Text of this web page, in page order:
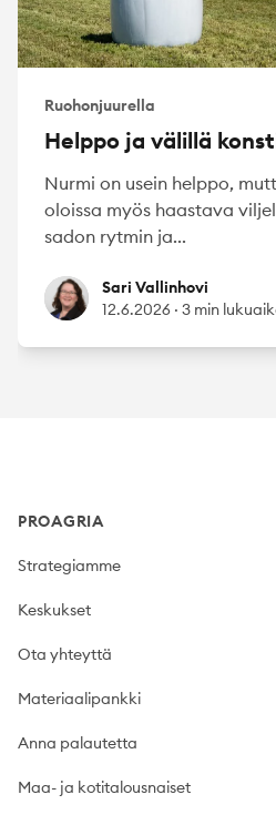
Ruohonjuurella
Helppo ja välillä
Nurmi on usein helppo,
oloissa myös haastava
sadon rytmin ja...
Sari Vallinhovi
Sari Vallinhovi
12.6.2026 · 3 min
PROAGRIA
Strategiamme
Keskukset
Ota yhteyttä
Materiaalipankki
Anna palautetta
Maa- ja kotitalousnaiset